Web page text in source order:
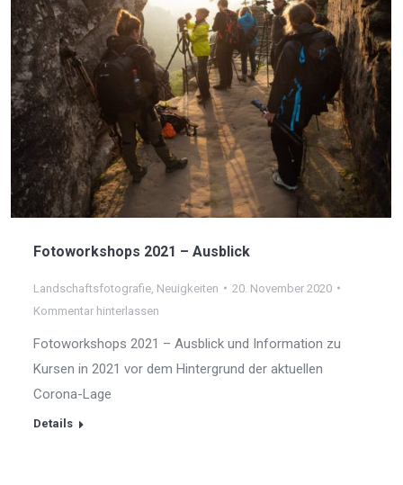
Fotoworkshops 2021 – Ausblick
Landschaftsfotografie Neuigkeiten
20. November 2020
Kommentar hinterlassen
Fotoworkshops 2021 – Ausblick und Information zu
Kursen in 2021 vor dem Hintergrund der aktuellen
Corona-Lage
Details